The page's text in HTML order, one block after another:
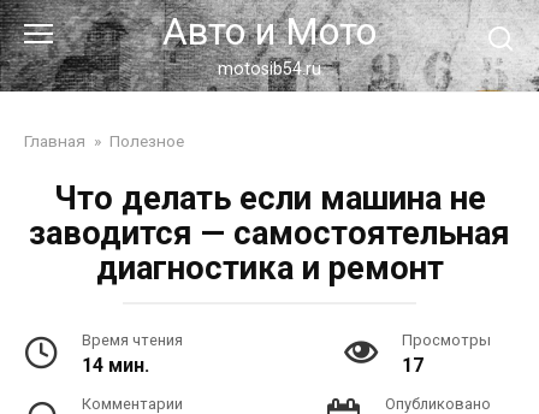
Перейти
к
контенту
Авто и Мото
motosib54.ru
Главная » Полезное
Что делать если машина не
заводится — самостоятельная
диагностика и ремонт
Время чтения
14 мин.
Просмотры
17
Комментарии Опубликовано